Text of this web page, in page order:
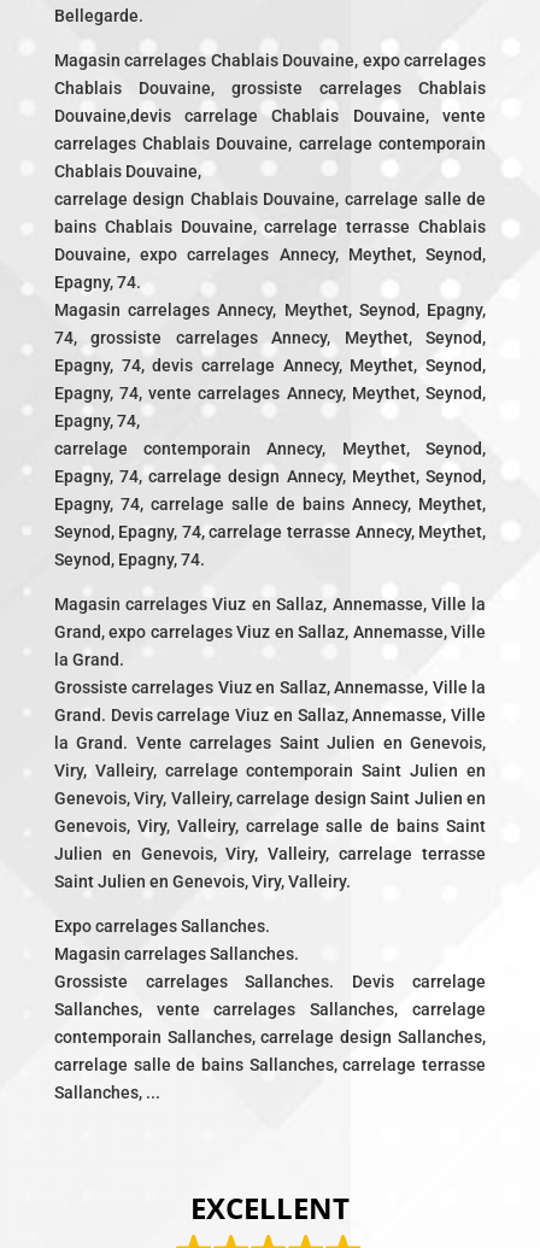
Bellegarde.
Magasin carrelages Chablais Douvaine, expo carrelages
Chablais Douvaine, grossiste carrelages Chablais
Douvaine,devis carrelage Chablais Douvaine, vente
carrelages Chablais Douvaine, carrelage contemporain
Chablais Douvaine,
carrelage design Chablais Douvaine, carrelage salle de
bains Chablais Douvaine, carrelage terrasse Chablais
Douvaine, expo carrelages Annecy, Meythet, Seynod,
Epagny, 74.
Magasin carrelages Annecy, Meythet, Seynod, Epagny,
74, grossiste carrelages Annecy, Meythet, Seynod,
Epagny, 74, devis carrelage Annecy, Meythet, Seynod,
Epagny, 74, vente carrelages Annecy, Meythet, Seynod,
Epagny, 74,
carrelage contemporain Annecy, Meythet, Seynod,
Epagny, 74, carrelage design Annecy, Meythet, Seynod,
Epagny, 74, carrelage salle de bains Annecy, Meythet,
Seynod, Epagny, 74, carrelage terrasse Annecy, Meythet,
Seynod, Epagny, 74.
Magasin carrelages Viuz en Sallaz, Annemasse, Ville la
Grand, expo carrelages Viuz en Sallaz, Annemasse, Ville
la Grand.
Grossiste carrelages Viuz en Sallaz, Annemasse, Ville la
Grand. Devis carrelage Viuz en Sallaz, Annemasse, Ville
la Grand. Vente carrelages Saint Julien en Genevois,
Viry, Valleiry, carrelage contemporain Saint Julien en
Genevois, Viry, Valleiry, carrelage design Saint Julien en
Genevois, Viry, Valleiry, carrelage salle de bains Saint
Julien en Genevois, Viry, Valleiry, carrelage terrasse
Saint Julien en Genevois, Viry, Valleiry.
Expo carrelages Sallanches.
Magasin carrelages Sallanches.
Grossiste carrelages Sallanches. Devis carrelage
Sallanches, vente carrelages Sallanches, carrelage
contemporain Sallanches, carrelage design Sallanches,
carrelage salle de bains Sallanches, carrelage terrasse
Sallanches, ...
EXCELLENT